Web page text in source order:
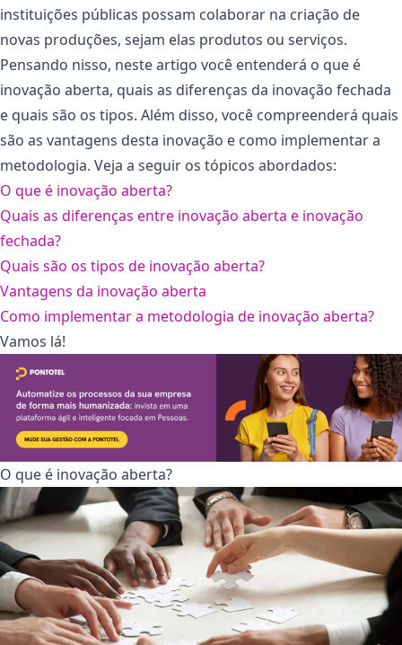
instituições públicas possam colaborar na criação de
novas produções, sejam elas produtos ou serviços.
Pensando nisso, neste artigo você entenderá o que é
inovação aberta, quais as diferenças da inovação fechada
e quais são os tipos. Além disso, você compreenderá quais
são as vantagens desta inovação e como implementar a
metodologia. Veja a seguir os tópicos abordados:
O que é inovação aberta?
Quais as diferenças entre inovação aberta e inovação
fechada?
Quais são os tipos de inovação aberta?
Vantagens da inovação aberta
Como implementar a metodologia de inovação aberta?
Vamos lá!
O que é inovação aberta?